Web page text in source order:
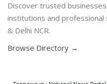
Discover trusted
institutions and
& Delhi NCR.
Browse Directory →